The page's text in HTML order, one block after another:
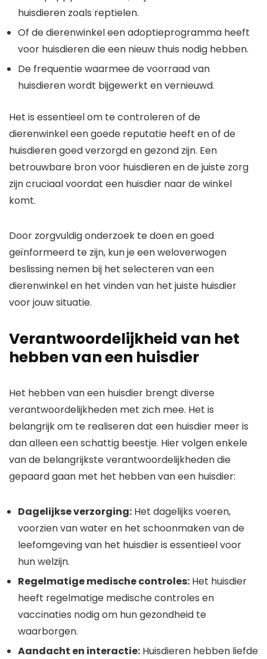
huisdieren zoals reptielen.
Of de dierenwinkel een adoptieprogramma heeft
voor huisdieren die een nieuw thuis nodig hebben.
De frequentie waarmee de voorraad van
huisdieren wordt bijgewerkt en vernieuwd.
Het is essentieel om te controleren of de
dierenwinkel een goede reputatie heeft en of de
huisdieren goed verzorgd en gezond zijn. Een
betrouwbare bron voor huisdieren en de juiste zorg
zijn cruciaal voordat een huisdier naar de winkel
komt.
Door zorgvuldig onderzoek te doen en goed
geïnformeerd te zijn, kun je een weloverwogen
beslissing nemen bij het selecteren van een
dierenwinkel en het vinden van het juiste huisdier
voor jouw situatie.
Verantwoordelijkheid van het
hebben van een huisdier
Het hebben van een huisdier brengt diverse
verantwoordelijkheden met zich mee. Het is
belangrijk om te realiseren dat een huisdier meer is
dan alleen een schattig beestje. Hier volgen enkele
van de belangrijkste verantwoordelijkheden die
gepaard gaan met het hebben van een huisdier:
Dagelijkse verzorging: Het dagelijks voeren,
voorzien van water en het schoonmaken van de
leefomgeving van het huisdier is essentieel voor
hun welzijn.
Regelmatige medische controles: Het huisdier
heeft regelmatige medische controles en
vaccinaties nodig om hun gezondheid te
waarborgen.
Aandacht en interactie: Huisdieren hebben liefde